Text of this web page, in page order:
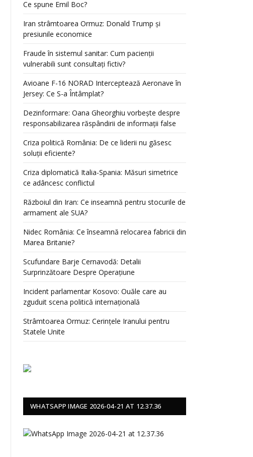
Ce spune Emil Boc?
Iran strâmtoarea Ormuz: Donald Trump și
presiunile economice
Fraude în sistemul sanitar: Cum pacienții
vulnerabili sunt consultați fictiv?
Avioane F-16 NORAD Interceptează Aeronave în
Jersey: Ce S-a Întâmplat?
Dezinformare: Oana Gheorghiu vorbește despre
responsabilizarea răspândirii de informații false
Criza politică România: De ce liderii nu găsesc
soluții eficiente?
Criza diplomatică Italia-Spania: Măsuri simetrice
ce adâncesc conflictul
Războiul din Iran: Ce inseamnă pentru stocurile de
armament ale SUA?
Nidec România: Ce înseamnă relocarea fabricii din
Marea Britanie?
Scufundare Barje Cernavodă: Detalii
Surprinzătoare Despre Operațiune
Incident parlamentar Kosovo: Ouăle care au
zguduit scena politică internațională
Strâmtoarea Ormuz: Cerințele Iranului pentru
Statele Unite
WHATSAPP IMAGE 2026-04-21 AT 12.37.36